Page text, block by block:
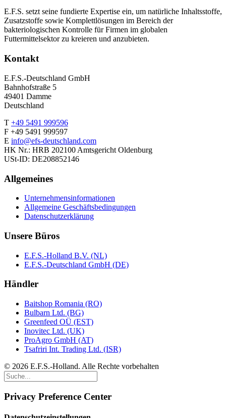
E.F.S. setzt seine fundierte Expertise ein, um natürliche Inhaltsstoffe,
Zusatzstoffe sowie Komplettlösungen im Bereich der
bakteriologischen Kontrolle für Firmen im globalen
Futtermittelsektor zu kreieren und anzubieten.
Kontakt
E.F.S.-Deutschland GmbH
Bahnhofstraße 5
49401 Damme
Deutschland
T +49 5491 999596
F +49 5491 999597
E info@efs-deutschland.com
HK Nr.: HRB 202100 Amtsgericht Oldenburg
USt-ID: DE208852146
Allgemeines
Unternehmensinformationen
Allgemeine Geschäftsbedingungen
Datenschutzerklärung
Unsere Büros
E.F.S.-Holland B.V. (NL)
E.F.S.-Deutschland GmbH (DE)
Händler
Baitshop Romania (RO)
Bulbarn Ltd. (BG)
Greenfeed OÜ (EST)
Inovitec Ltd. (UK)
ProAgro GmbH (AT)
Tsafriri Int. Trading Ltd. (ISR)
© 2026 E.F.S.-Holland. Alle Rechte vorbehalten
Privacy Preference Center